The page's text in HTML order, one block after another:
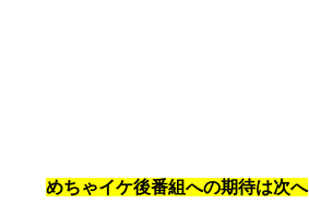
めちゃイケ後番組への期待は次へ